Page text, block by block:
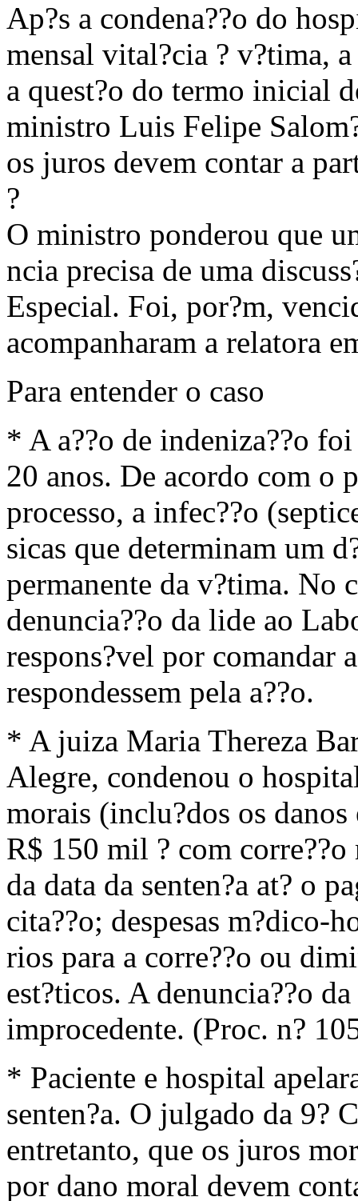
Ap?s a condena??o do
mensal vital?cia ? v?tima,
a quest?o do termo inicial
ministro Luis Felipe
os juros devem contar a
?
O ministro ponderou que
ncia precisa de uma
Especial. Foi, por?m,
acompanharam a relatora
Para entender o caso
* A a??o de indeniza??o
20 anos. De acordo com o
processo, a infec??o
sicas que determinam um
permanente da v?tima. No
denuncia??o da lide ao
respons?vel por comandar
respondessem pela a??o.
* A juiza Maria Thereza
Alegre, condenou o
morais (inclu?dos os
R$ 150 mil ? com
da data da senten?a at? o
cita??o; despesas m?dico-
rios para a corre??o ou
est?ticos. A denuncia??o
improcedente. (Proc. n?
* Paciente e hospital
senten?a. O julgado da 9?
entretanto, que os juros
por dano moral devem